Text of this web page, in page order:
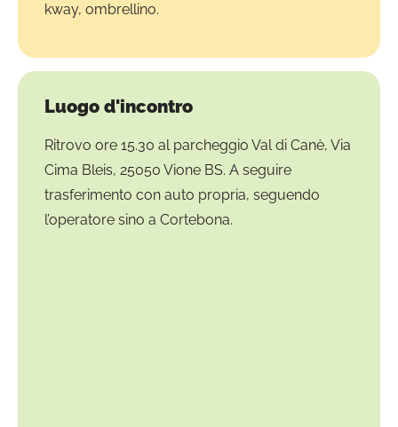
kway, ombrellino.
Luogo d'incontro
Ritrovo ore 15.30 al parcheggio Val di Canè, Via
Cima Bleis, 25050 Vione BS. A seguire
trasferimento con auto propria, seguendo
l’operatore sino a Cortebona.